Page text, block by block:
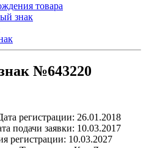
товара
знак
№643220
регистрации: 26.01.2018
подачи заявки: 10.03.2017
регистрации: 10.03.2027